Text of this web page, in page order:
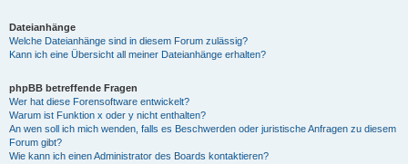
Dateianhänge
Welche Dateianhänge sind in diesem Forum zulässig?
Kann ich eine Übersicht all meiner Dateianhänge erhalten?
phpBB betreffende Fragen
Wer hat diese Forensoftware entwickelt?
Warum ist Funktion x oder y nicht enthalten?
An wen soll ich mich wenden, falls es Beschwerden oder juristische Anfragen zu diesem
Forum gibt?
Wie kann ich einen Administrator des Boards kontaktieren?